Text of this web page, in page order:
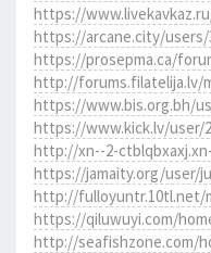
https://
https://arcane.city/users/
https://prosepma.ca/
http://forums.filatelija.lv/
https://www.bis.org.bh/
https://www.kick.lv/user/
http://xn--2-
https://jamaity.org/user/
http://fulloyuntr.10tl.net/
https://qiluwuyi.com/
http://seafishzone.com/